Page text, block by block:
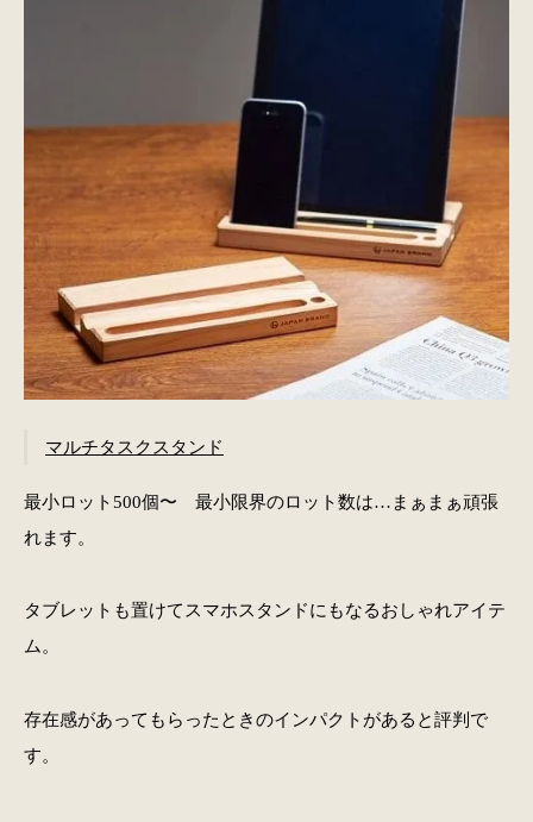
マルチタスクスタンド
最小ロット500個〜 最小限界のロット数は…まぁまぁ頑張
れます。
タブレットも置けてスマホスタンドにもなるおしゃれアイテ
ム。
存在感があってもらったときのインパクトがあると評判で
す。